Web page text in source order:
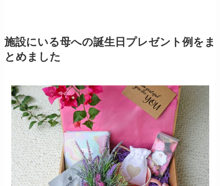
施設にいる母への誕生日プレゼント例をま
とめました